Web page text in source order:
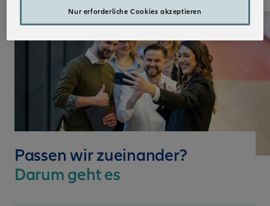
Passen wir zueinander?
Darum geht es
Nur erforderliche Cookies akzeptieren